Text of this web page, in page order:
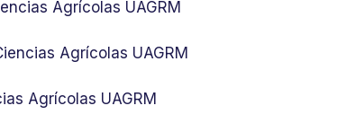
Agrícolas UAGRM
Agrícolas UAGRM
Agrícolas UAGRM